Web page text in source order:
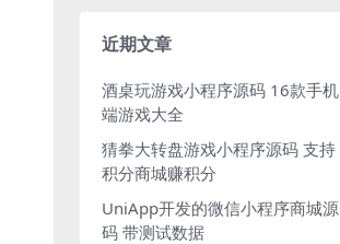
近期文章
酒桌玩游戏小程序源码 16款手机
端游戏大全
猜拳大转盘游戏小程序源码 支持
积分商城赚积分
UniApp开发的微信小程序商城源
码 带测试数据